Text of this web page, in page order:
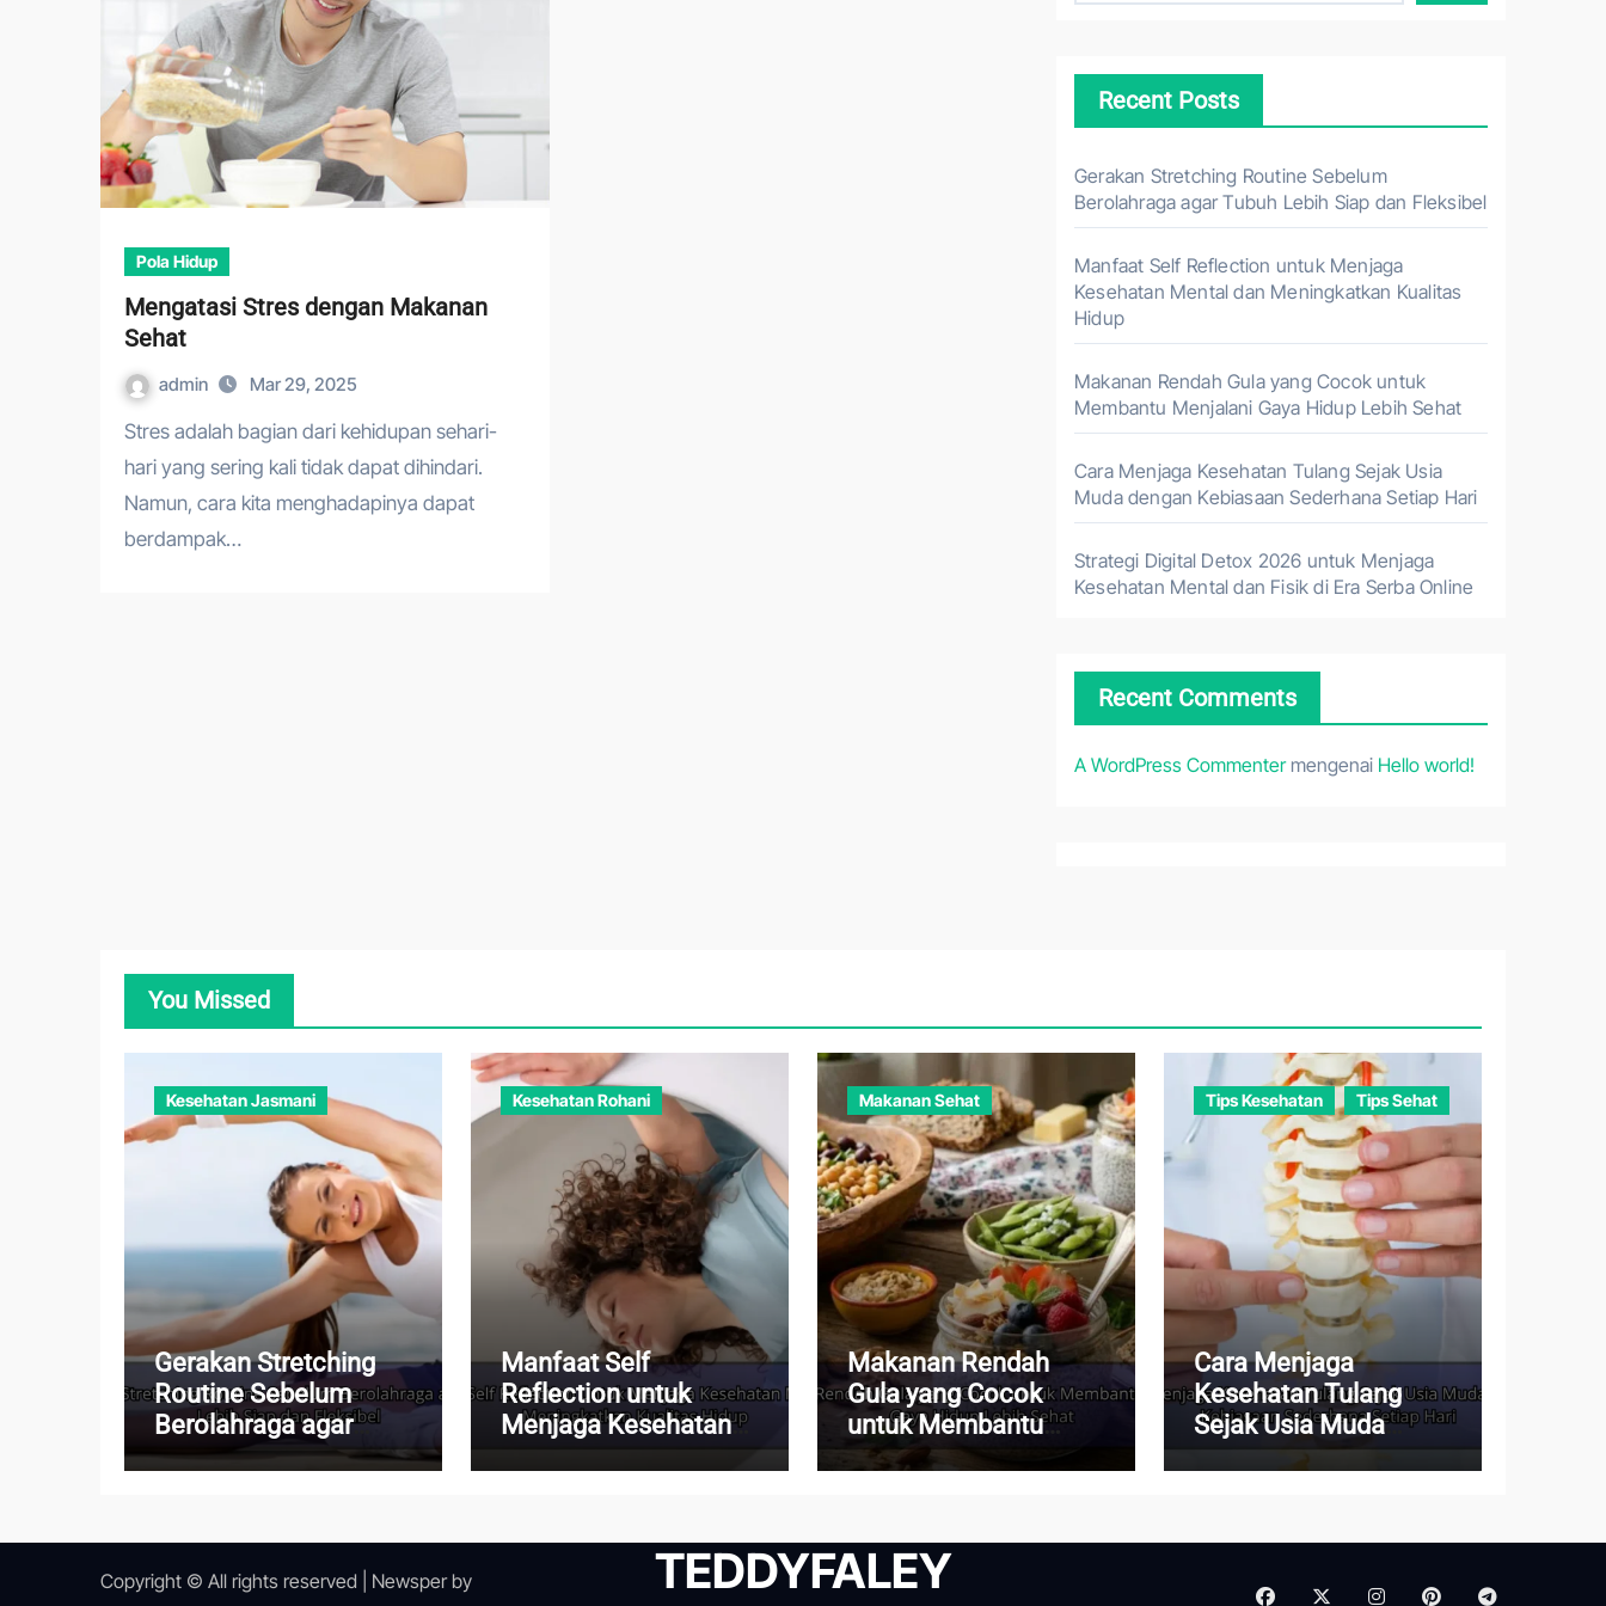
Pola Hidup
Mengatasi Stres dengan Makanan
Sehat
admin Mar 29, 2025
Stres adalah bagian dari kehidupan sehari-
hari yang sering kali tidak dapat dihindari.
Namun, cara kita menghadapinya dapat
berdampak…
Recent Posts
Gerakan Stretching Routine Sebelum
Berolahraga agar Tubuh Lebih Siap dan Fleksibel
Manfaat Self Reflection untuk Menjaga
Kesehatan Mental dan Meningkatkan Kualitas
Hidup
Makanan Rendah Gula yang Cocok untuk
Membantu Menjalani Gaya Hidup Lebih Sehat
Cara Menjaga Kesehatan Tulang Sejak Usia
Muda dengan Kebiasaan Sederhana Setiap Hari
Strategi Digital Detox 2026 untuk Menjaga
Kesehatan Mental dan Fisik di Era Serba Online
Recent Comments
A WordPress Commentermengenai Hello world!
You Missed
Kesehatan Jasmani
Gerakan Stretching
Routine Sebelum
Berolahraga agar
Tubuh Lebih Siap dan
Kesehatan Rohani
Manfaat Self
Reflection untuk
Menjaga Kesehatan
Makanan Sehat
Makanan Rendah
Gula yang Cocok
untuk Membantu
Menjalani Gaya Hidup
Tips Kesehatan Tips Sehat
Cara Menjaga
Kesehatan Tulang
Sejak Usia Muda
dengan Kebiasaan
Copyright © All rights reserved Newsperby
TEDDYFALEY